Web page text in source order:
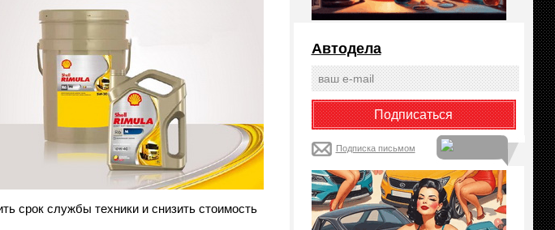
срок службы техники и снизить стоимость
Автодела
Подписка письмом